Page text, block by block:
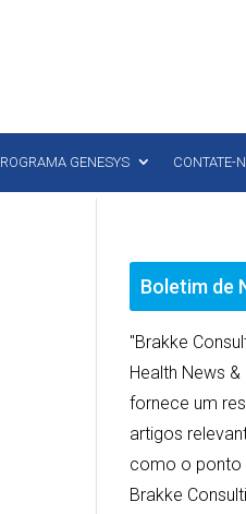
GENESYS CONTATE-
Boletim de
"Brakke
Health News
fornece um
artigos
como o ponto
Brakke